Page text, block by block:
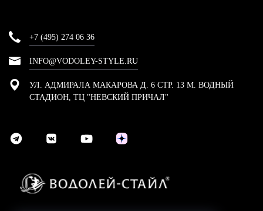
+7 (495) 274 06 36
INFO@VODOLEY-STYLE.RU
УЛ. АДМИРАЛА МАКАРОВА Д. 6 СТР. 13 М. ВОДНЫЙ
СТАДИОН, ТЦ "НЕВСКИЙ ПРИЧАЛ"